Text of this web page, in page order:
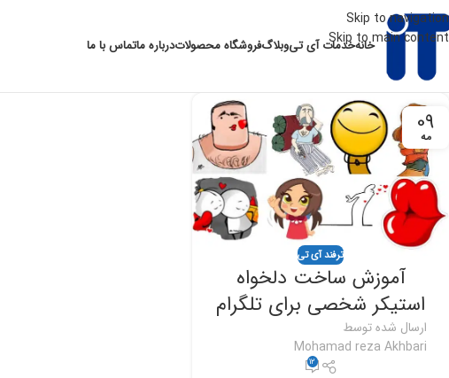
Skip to navigation
Skip to main content
خانهخدمات آی تیوبلاگفروشگاه محصولاتدرباره ماتماس با ما
09
مه
ترفند آی تی
آموزش ساخت دلخواه
استیکر شخصی برای تلگرام
ارسال شده توسط
Mohamad reza Akhbari
12